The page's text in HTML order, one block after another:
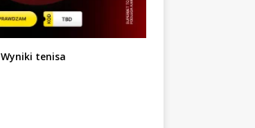
Wyniki tenisa